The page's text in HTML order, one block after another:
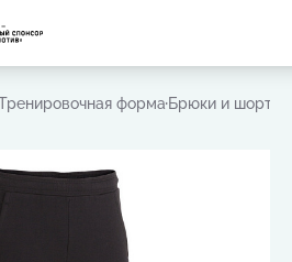
форма Брюки и шорты